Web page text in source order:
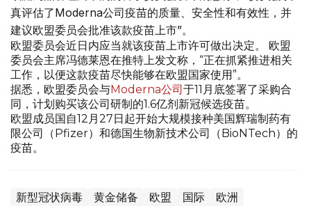
真评估了Moderna公司疫苗的质量、安全性和有效性，并
建议欧盟委员会批准该款疫苗上市”。
欧盟委员会近日内应当就该疫苗上市许可做出决定。 欧盟
委员会主席冯德莱恩在推特上发文称，“正在抓紧推进相关
工作，以便这款疫苗尽快能够在欧盟国家使用”。
据悉，欧盟委员会与Moderna公司于11月底签署了采购合
同，计划购买该公司研制的1.6亿剂新冠候选疫苗。
欧盟成员国自12月27日起开始大规模接种美国辉瑞制药有
限公司（Pfizer）和德国生物新技术公司（BioNTech）的
疫苗。
新型冠状病毒 黄金储备 欧盟 国际 欧洲